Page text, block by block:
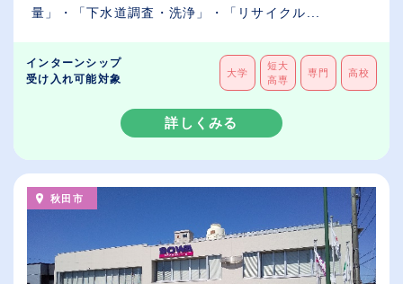
量」・「下水道調査・洗浄」・「リサイクル...
インターンシップ
受け入れ可能対象
大学
短大
高専
専門 高校
詳しくみる
秋田市